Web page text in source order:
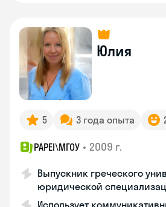
Юлия
5 3 года опыта
PAPEI\MГОУ • 2009 г.
Выпускник греческого
юридической
Использует